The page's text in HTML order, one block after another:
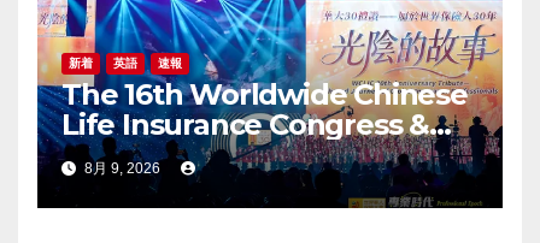
新着 英語 速報
The 16th Worldwide Chinese
Life Insurance Congress &
2026 International Dragon
Award (IDA) Annual
Conference Grandly Held
8月 9, 2026